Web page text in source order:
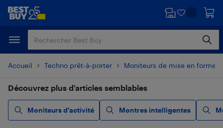
Passer
principal
Passer
Accueil Techno prêt-à-porter Moniteurs de mise en forme
Découvrez plus d’articles semblables
Moniteurs d'activité Montres intelligentes